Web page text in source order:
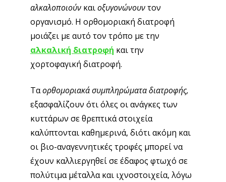
αλκαλοποιούν καιοξυγονώνουντον
οργανισμό. Η ορθομοριακή διατροφή
μοιάζει με αυτό τον τρόπο με την
αλκαλική διατροφή και την
χορτοφαγική διατροφή.
Ταορθομοριακά συμπληρώματα διατροφής,
εξασφαλίζουν ότι όλες οι ανάγκες των
κυττάρων σε θρεπτικά στοιχεία
καλύπτονται καθημερινά, διότι ακόμη και
οι βιο-αναγεννητικές τροφές μπορεί να
έχουν καλλιεργηθεί σε έδαφος φτωχό σε
πολύτιμα μέταλλα και ιχνοστοιχεία, λόγω